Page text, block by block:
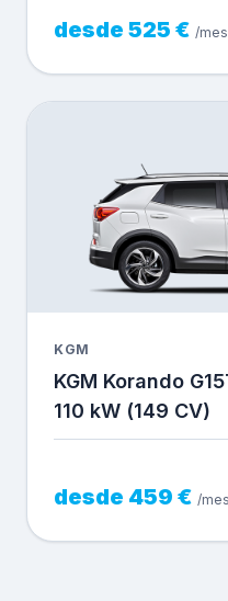
desde 525 € /mes
KGM
KGM Korando
110 kW (149 CV)
desde 459 € /mes